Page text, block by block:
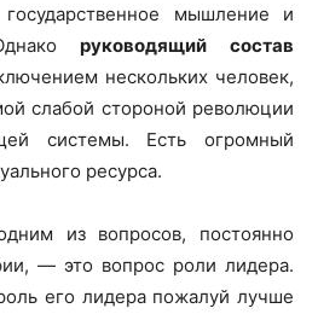
мышление и
Однакоруководящий состав
нескольких человек,
слабой стороной революции
системы. Есть огромный
ресурса.
из вопросов, постоянно
— это вопрос роли лидера.
его лидера пожалуй лучше